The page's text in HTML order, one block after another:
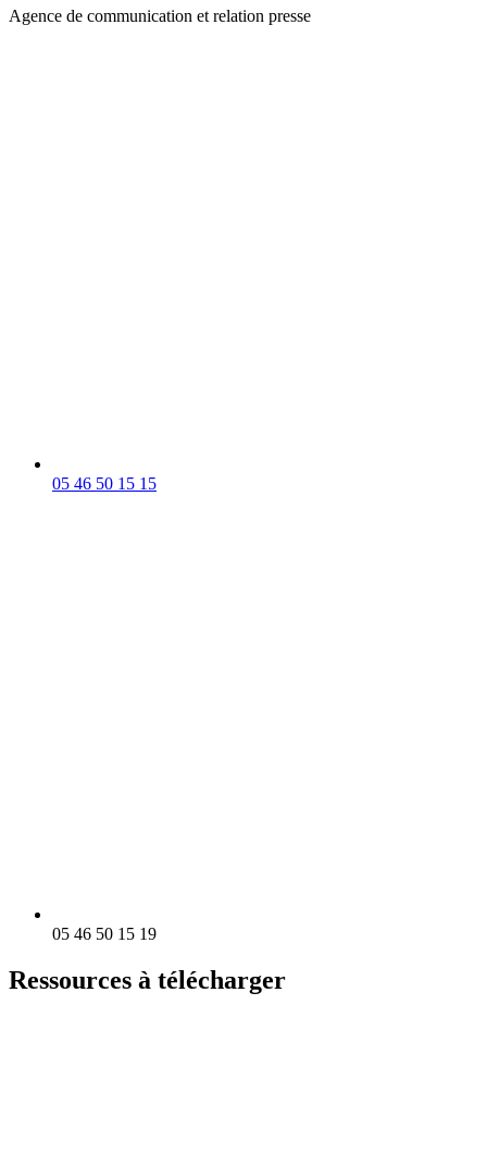
Agence de communication et relation presse
05 46 50 15 15
05 46 50 15 19
Ressources à télécharger